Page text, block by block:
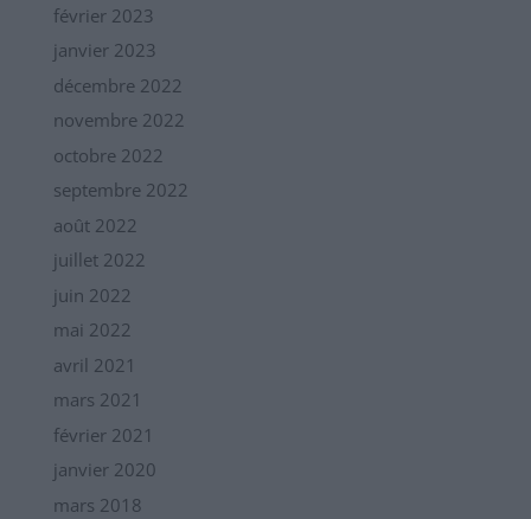
février 2023
janvier 2023
décembre 2022
novembre 2022
octobre 2022
septembre 2022
août 2022
juillet 2022
juin 2022
mai 2022
avril 2021
mars 2021
février 2021
janvier 2020
mars 2018